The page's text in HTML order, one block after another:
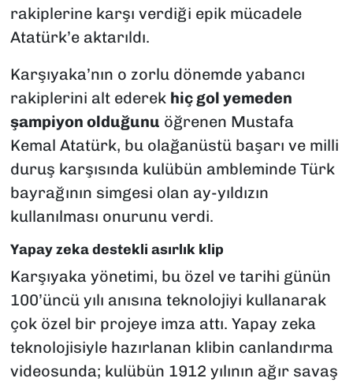
rakiplerine karşı verdiği epik mücadele
Atatürk’e aktarıldı.
Karşıyaka’nın o zorlu dönemde yabancı
rakiplerini alt ederek hiç gol yemeden
şampiyon olduğunu öğrenen Mustafa
Kemal Atatürk, bu olağanüstü başarı ve milli
duruş karşısında kulübün ambleminde Türk
bayrağının simgesi olan ay-yıldızın
kullanılması onurunu verdi.
Yapay zeka destekli asırlık klip
Karşıyaka yönetimi, bu özel ve tarihi günün
100’üncü yılı anısına teknolojiyi kullanarak
çok özel bir projeye imza attı. Yapay zeka
teknolojisiyle hazırlanan klibin canlandırma
videosunda; kulübün 1912 yılının ağır savaş